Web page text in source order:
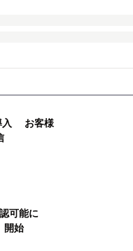
入 お客様
認可能に
開始